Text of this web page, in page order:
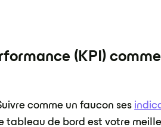
(KPI)
comme un faucon ses
tableau de bord est votre